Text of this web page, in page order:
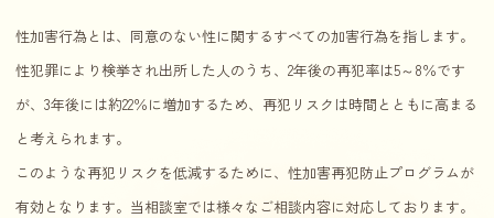
性加害行為とは、同意のない性に関するすべての加害行為を指します。
性犯罪により検挙され出所した人のうち、2年後の再犯率は5～8％です
が、3年後には約22％に増加するため、再犯リスクは時間とともに高まる
と考えられます。
このような再犯リスクを低減するために、性加害再犯防止プログラムが
有効となります。当相談室では様々なご相談内容に対応しております。